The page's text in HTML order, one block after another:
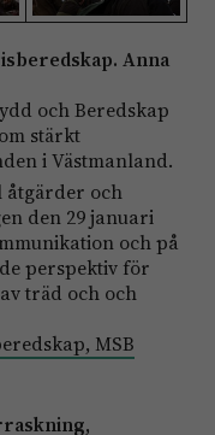
Anna
och Beredskap
stärkt
i Västmanland.
åtgärder och
den 29 januari
och på
perspektiv för
träd och och
MSB